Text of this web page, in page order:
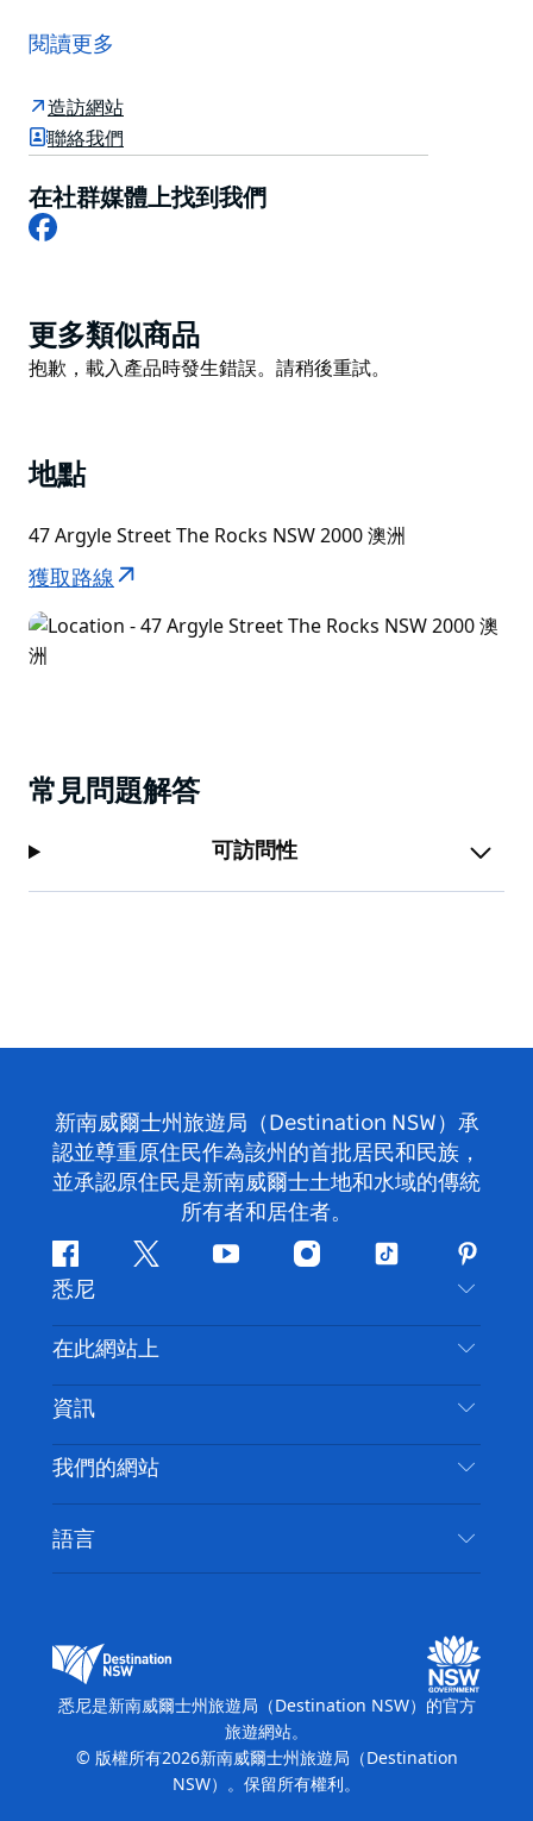
每天按照最高標準製作令人難以置信的糕點和蛋糕。 La
Renaissance 已被 Relais Desserts 認可，這是一個表彰
法國甜點行業最佳品牌的組織。
他們不僅是澳洲第一家受邀加入的糕點店，也是南半球第
一家受邀加入的糕點店。
閱讀更多
造訪網站
聯絡我們
在社群媒體上找到我們
Facebook
Product
List
更多類似商品
Product
抱歉，載入產品時發生錯誤。請稍後重試。
地點
47 Argyle Street The Rocks NSW 2000 澳洲
獲取路線
常見問題解答
可訪問性
新南威爾士州旅遊局（Destination NSW）承
認並尊重原住民作為該州的首批居民和民族，
並承認原住民是新南威爾士土地和水域的傳統
所有者和居住者。
Facebook嘰
喳
喳
Youtube Instagram
抖
悉尼
聯絡我們
免責聲明
隱私
Cookie 通知
在此網站上
目的地
要做的事情
新南威爾斯州公路旅行
活動
住宿
資訊
旅行資訊
無障礙悉尼
列出您的業務
我們的網站
新南威爾士州旅遊局（Destination NSW）媒體中
心
繽紛悉尼燈光音樂節
語言
悉尼是新南威爾士州旅遊局（Destination NSW）的官方
旅遊網站。
© 版權所有2026新南威爾士州旅遊局（Destination
NSW）。保留所有權利。